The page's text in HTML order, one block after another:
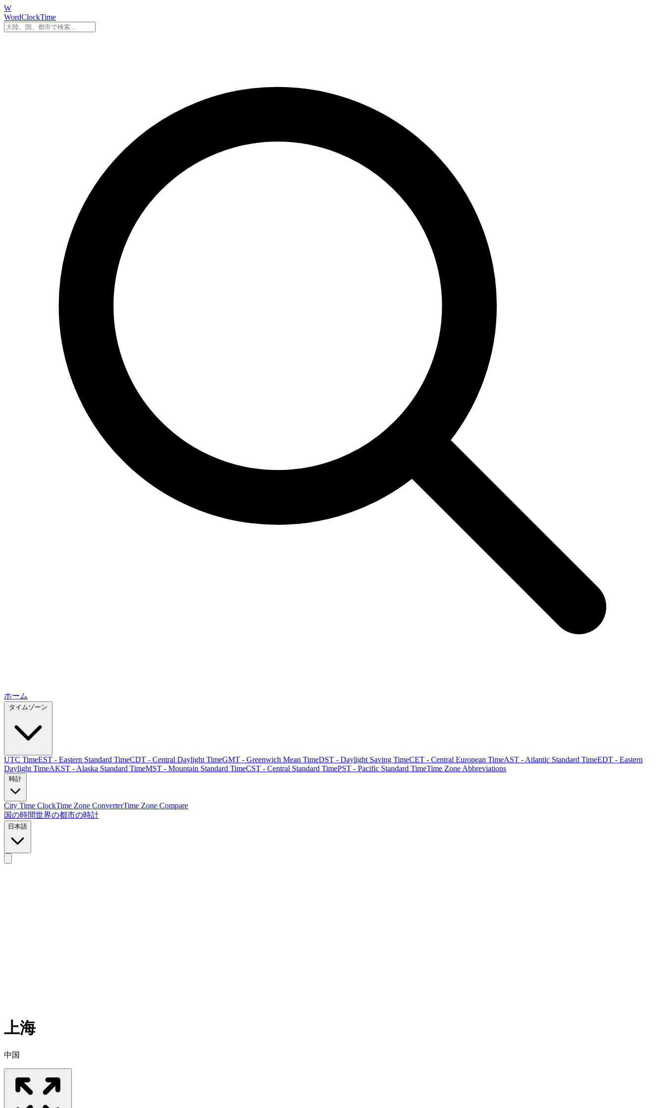
W
WordClockTime
ホーム
UTC TimeEST - Eastern Standard TimeCDT - Central Daylight TimeGMT - Greenwich Mean TimeDST - Daylight Saving TimeCET - Central European TimeAST - Atlantic Standard TimeEDT - Eastern
Daylight TimeAKST - Alaska Standard TimeMST - Mountain Standard TimeCST - Central Standard TimePST - Pacific Standard TimeTime Zone Abbreviations
City Time ClockTime Zone ConverterTime Zone Compare
国の時間世界の都市の時計
日本語
上海
中国